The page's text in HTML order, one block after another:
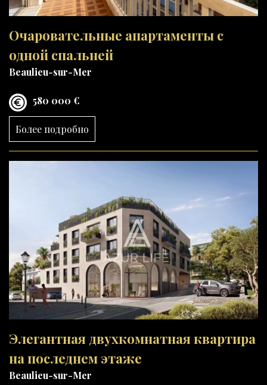
Очаровательные апартаменты с
одной спальней
Beaulieu-sur-Mer
580 000 €
Более подробно
Элегантная двухкомнатная квартира
на последнем этаже
Beaulieu-sur-Mer